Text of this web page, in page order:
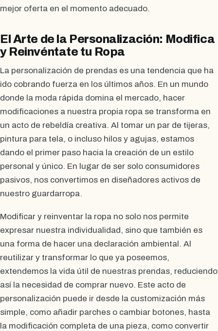
mejor oferta en el momento adecuado.
El Arte de la Personalización: Modifica
y Reinvéntate tu Ropa
La personalización de prendas es una tendencia que ha
ido cobrando fuerza en los últimos años. En un mundo
donde la moda rápida domina el mercado, hacer
modificaciones a nuestra propia ropa se transforma en
un acto de rebeldía creativa. Al tomar un par de tijeras,
pintura para tela, o incluso hilos y agujas, estamos
dando el primer paso hacia la creación de un estilo
personal y único. En lugar de ser solo consumidores
pasivos, nos convertimos en diseñadores activos de
nuestro guardarropa.
Modificar y reinventar la ropa no solo nos permite
expresar nuestra individualidad, sino que también es
una forma de hacer una declaración ambiental. Al
reutilizar y transformar lo que ya poseemos,
extendemos la vida útil de nuestras prendas, reduciendo
así la necesidad de comprar nuevo. Este acto de
personalización puede ir desde la customización más
simple, como añadir parches o cambiar botones, hasta
la modificación completa de una pieza, como convertir